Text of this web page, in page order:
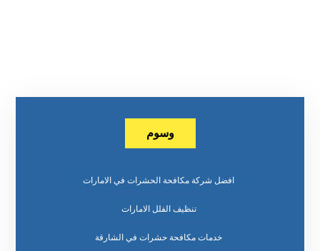
وسوم
افضل شركة مكافحة الحشرات في الامارات
تنظيف الفلل الامارات
خدمات مكافحة حشرات في الشارقة